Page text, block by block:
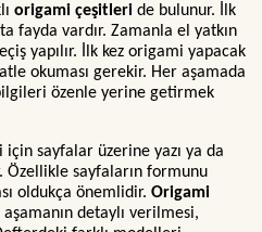
origami çeşitleri de bulunur. İlk
fayda vardır. Zamanla el yatkın
yapılır. İlk kez origami yapacak
okuması gerekir. Her aşamada
özenle yerine getirmek
sayfalar üzerine yazı ya da
Özellikle sayfaların formunu
oldukça önemlidir. Origami
aşamanın detaylı verilmesi,